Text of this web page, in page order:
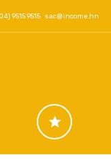
9515 9515 sac@income.hn